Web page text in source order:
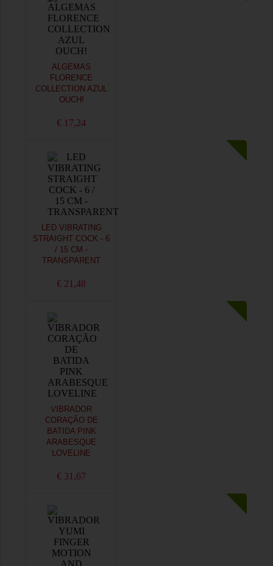
ALGEMAS
FLORENCE
COLLECTION AZUL
OUCH!
€ 17,24
LED VIBRATING
STRAIGHT COCK - 6
/ 15 CM -
TRANSPARENT
€ 21,48
VIBRADOR
CORAÇÃO DE
BATIDA PINK
ARABESQUE
LOVELINE
€ 31,67